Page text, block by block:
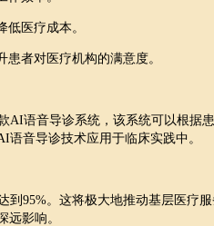
医疗成本。
者对医疗机构的满意度。
AI语音导诊系统，该系统可以根据
音导诊技术应用于临床实践中。
到95%。这将极大地推动基层医疗
影响。